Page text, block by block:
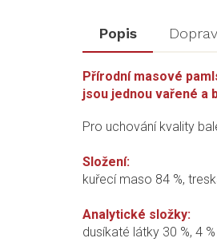
Popis
Přírodní masové
jsou jednou vařené a
Pro uchování kvality
Složení:
kuřecí maso 84 %,
Analytické složky:
dusíkaté látky 30 %, 4